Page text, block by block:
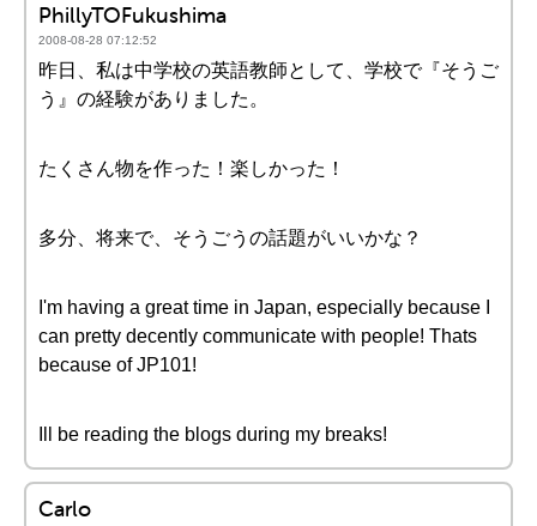
PhillyTOFukushima
2008-08-28 07:12:52
昨日、私は中学校の英語教師として、学校で『そうご
う』の経験がありました。
たくさん物を作った！楽しかった！
多分、将来で、そうごうの話題がいいかな？
I'm having a great time in Japan, especially because I
can pretty decently communicate with people! Thats
because of JP101!
Ill be reading the blogs during my breaks!
Carlo